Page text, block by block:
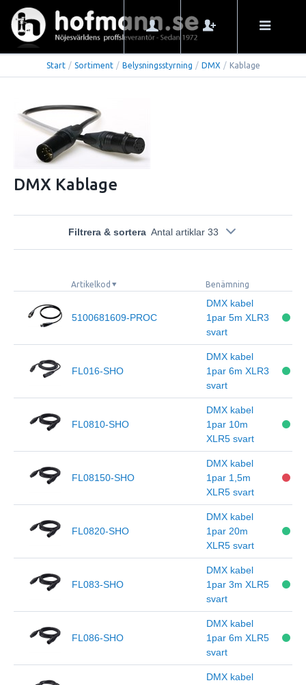
Start / Sortiment / Belysningsstyrning / DMX / Kablage
DMX Kablage
Filtrera & sortera Antal artiklar 33
Artikelkod Benämning
5100681609-PROC
DMX kabel
1par 5m XLR3
svart
FL016-SHO
DMX kabel
1par 6m XLR3
svart
FL0810-SHO
DMX kabel
1par 10m
XLR5 svart
FL08150-SHO
DMX kabel
1par 1,5m
XLR5 svart
FL0820-SHO
DMX kabel
1par 20m
XLR5 svart
FL083-SHO
DMX kabel
1par 3m XLR5
svart
FL086-SHO
DMX kabel
1par 6m XLR5
svart
DMX kabel